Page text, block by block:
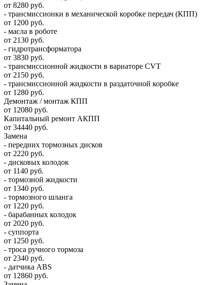
от 8280 руб.
- трансмиссионки в механической коробке передач (КПП)
от 1200 руб.
- масла в роботе
от 2130 руб.
- гидротрансформатора
от 3830 руб.
- трансмиссионной жидкости в вариаторе CVT
от 2150 руб.
- трансмиссионной жидкости в раздаточной коробке
от 1280 руб.
Демонтаж / монтаж КПП
от 12080 руб.
Капитальный ремонт АКПП
от 34440 руб.
Замена
- передних тормозных дисков
от 2220 руб.
- дисковых колодок
от 1140 руб.
- тормозной жидкости
от 1340 руб.
- тормозного шланга
от 1220 руб.
- барабанных колодок
от 2020 руб.
- суппорта
от 1250 руб.
- троса ручного тормоза
от 2340 руб.
- датчика ABS
от 12860 руб.